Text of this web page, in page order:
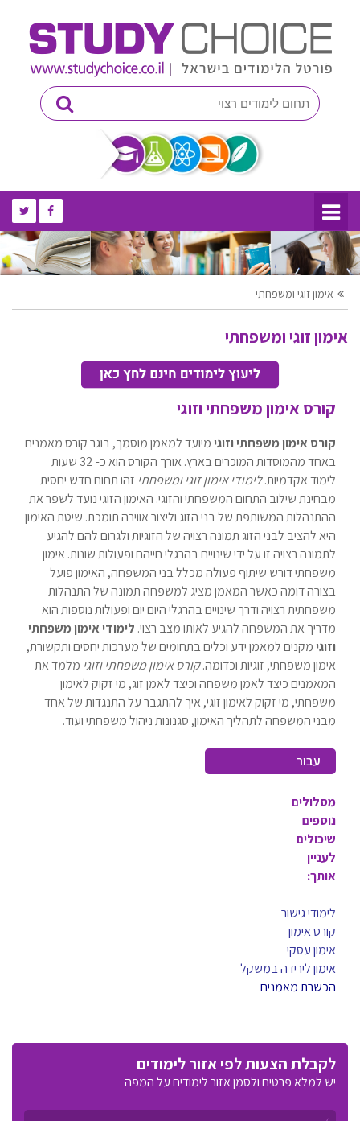
אימון זוגי ומשפחתי
אימון זוגי ומשפחתי
קורס אימון משפחתי וזוגי
קורס אימון משפחתי וזוגי מיועד למאמן מוסמך, בוגר קורס מאמנים
באחד מהמוסדות המוכרים בארץ. אורך הקורס הוא כ- 32 שעות
לימוד אקדמיות.לימודי אימון זוגי ומשפחתי זהו תחום חדש יחסית
מבחינת שילוב התחום המשפחתי והזוגי. האימון הזוגי נועד לשפר את
ההתנהלות המשותפת של בני הזוג וליצור אווירה תומכת. שיטת האימון
היא להציב לבני הזוג תמונה רצויה של הזוגיות ולגרום להם להגיע
לתמונה רצויה זו על ידי שינויים בהרגלי חייהם ופעולות שונות. אימון
משפחתי דורש שיתוף פעולה מכלל בני המשפחה, האימון פועל
בצורה דומה כאשר המאמן מציג למשפחה תמונה של התנהלות
משפחתית רצויה ודרך שינויים בהרגלי היום יום ופעולות נוספות הוא
מדריך את המשפחה להגיע לאותו מצב רצוי. לימודי אימון משפחתי
וזוגי מקנים למאמן ידע וכלים בתחומים של מערכות יחסים ותקשורת,
אימון משפחתי, זוגיות וכדומה.קורס אימון משפחתי וזוגי מלמד את
המאמנים כיצד לאמן משפחה וכיצד לאמן זוג, מי זקוק לאימון
משפחתי, מי זקוק לאימון זוגי, איך להתגבר על התנגדות של אחד
מבני המשפחה לתהליך האימון, סגנונות ניהול משפחתי ועוד.
עבור
ההצעות
מסלולים
נוספים
שיכולים
לעניין
אותך:
לימודי גישור
קורס אימון
אימון עסקי
אימון לירידה במשקל
הכשרת מאמנים
לקבלת הצעות לפי אזור לימודים
יש למלא פרטים ולסמן אזור לימודים על המפה